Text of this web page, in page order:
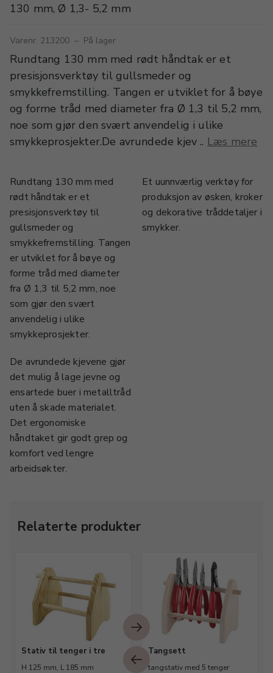
130 mm, Ø 1,3- 5,2 mm
Varenr. 213200 – På lager
Rundtang 130 mm med rødt håndtak er et
presisjonsverktøy til gullsmeder og
smykkefremstilling. Tangen er utviklet for å bøye
og forme tråd med diameter fra Ø 1,3 til 5,2 mm,
noe som gjør den svært anvendelig i ulike
smykkeprosjekter.De avrundede kjev .. Læs mere
Rundtang 130 mm med
rødt håndtak er et
presisjonsverktøy til
gullsmeder og
smykkefremstilling. Tangen
er utviklet for å bøye og
forme tråd med diameter
fra Ø 1,3 til 5,2 mm, noe
som gjør den svært
anvendelig i ulike
smykkeprosjekter.
De avrundede kjevene gjør
det mulig å lage jevne og
ensartede buer i metalltråd
uten å skade materialet.
Det ergonomiske
håndtaket gir godt grep og
komfort ved lengre
arbeidsøkter.
Et uunnværlig verktøy for
produksjon av øsken, kroker
og dekorative tråddetaljer i
smykker.
Relaterte produkter
Stativ til tenger i tre
H 125 mm, L 185 mm
Tangsett
tangstativ med 5 tenger